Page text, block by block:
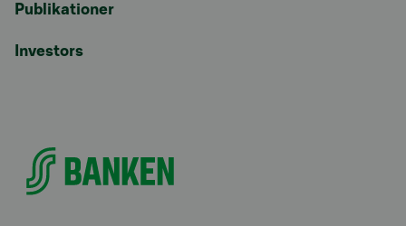
Publikationer
Investors